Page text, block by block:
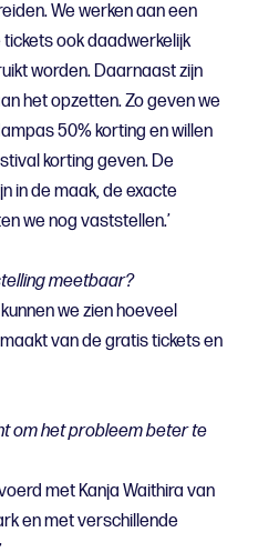
We werken aan een
ook daadwerkelijk
worden. Daarnaast zijn
het opzetten. Zo geven we
50% korting en willen
korting geven. De
in de maak, de exacte
we nog vaststellen.’
meetbaar?
we zien hoeveel
van de gratis tickets en
om het probleem beter te
met Kanja Waithira van
en met verschillende